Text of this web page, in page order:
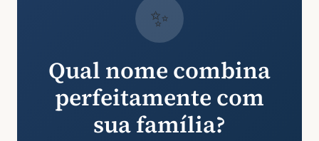
✨
Qual nome combina
perfeitamente com
sua família?